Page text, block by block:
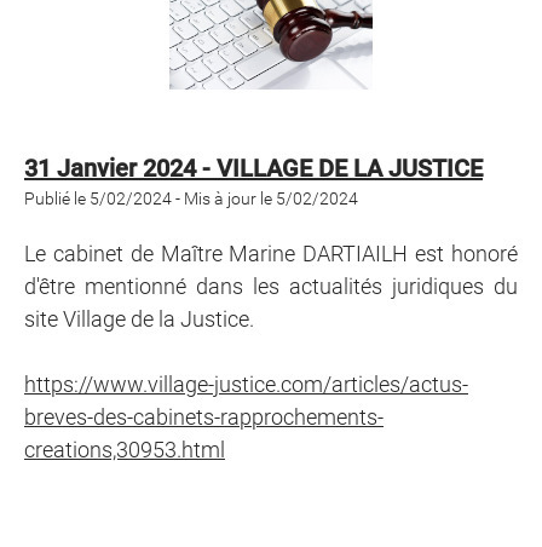
31 Janvier 2024 - VILLAGE DE LA JUSTICE
Publié le 5/02/2024 - Mis à jour le 5/02/2024
Le cabinet de Maître Marine DARTIAILH est honoré
d'être mentionné dans les actualités juridiques du
site Village de la Justice.
https://www.village-justice.com/articles/actus-
breves-des-cabinets-rapprochements-
creations,30953.html